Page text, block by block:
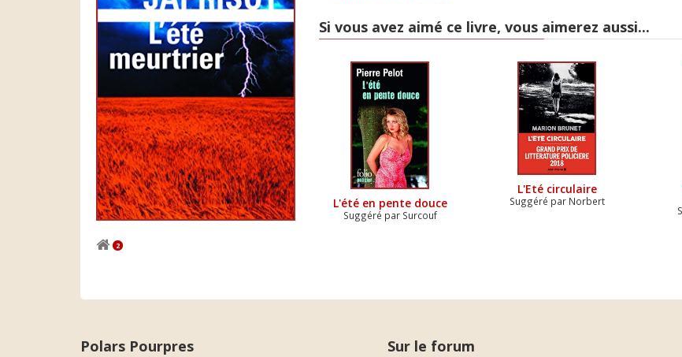
2
Si vous avez aimé ce livre, vous aimerez aussi...
L'été en pente douce
Suggéré par Surcouf
L'Eté circulaire
Suggéré par Norbert
Polars Pourpres Sur le forum